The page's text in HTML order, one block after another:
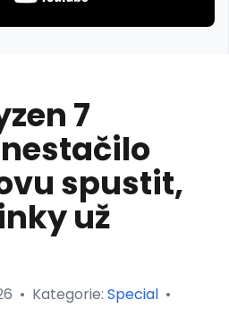
7
spustit,
už
• Kategorie: Special •